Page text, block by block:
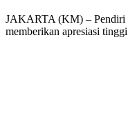
JAKARTA (KM) –
memberikan apresiasi